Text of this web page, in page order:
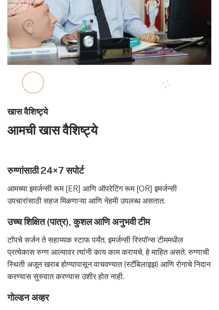
खास वैशिष्ट्ये
आमची खास वैशिष्ट्ये
रुग्णांसाठी 24×7 सपोर्ट
आमच्या इमर्जन्सी रूम [ER] आणि ऑपरेटिंग रूम [OR] इमर्जन्सी
उपचारांसाठी सहज मिळणाऱ्या आणि नेहमी उपलब्ध असतात.
उच्च शिक्षित (पात्र), कुशल आणि अनुभवी टीम
टॉपचे सर्जन ते सहाय्यक स्टाफ पर्यंत, इमर्जन्सी रिस्पॉन्स टीममधील
प्रत्येकास रुग्ण आल्यावर त्यांनी काय काम करायचे, हे माहित असते. रुग्णाची
स्थिती अजून खराब होण्यापासून वाचवण्यात (स्टॅबिलाइझ) आणि रोगाचे निदान
करण्यास सुरुवात करण्यास उशीर होत नाही.
गोल्डन अव्हर